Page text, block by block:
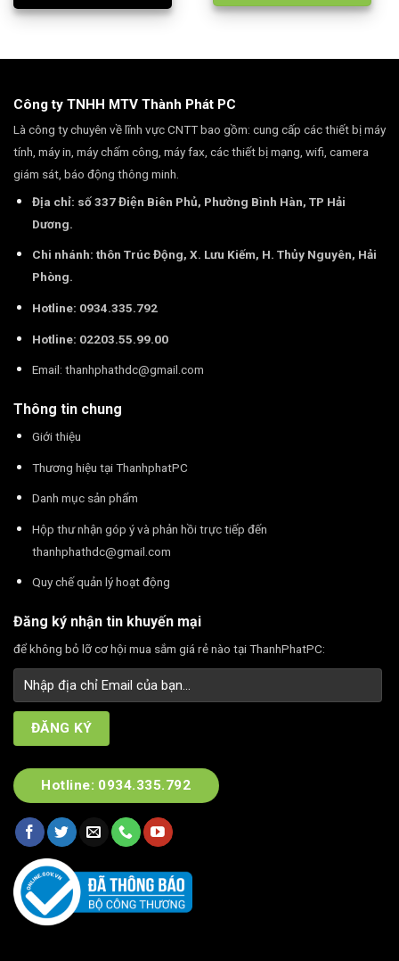
Công ty TNHH MTV Thành Phát PC
Là công ty chuyên về lĩnh vực CNTT bao gồm: cung cấp các thiết bị máy
tính, máy in, máy chấm công, máy fax, các thiết bị mạng, wifi, camera
giám sát, báo động thông minh.
Địa chỉ: số 337 Điện Biên Phủ, Phường Bình Hàn, TP Hải
Dương.
Chi nhánh: thôn Trúc Động, X. Lưu Kiếm, H. Thủy Nguyên, Hải
Phòng.
Hotline: 0934.335.792
Hotline: 02203.55.99.00
Email: thanhphathdc@gmail.com
Thông tin chung
Giới thiệu
Thương hiệu tại ThanhphatPC
Danh mục sản phẩm
Hộp thư nhận góp ý và phản hồi trực tiếp đến
thanhphathdc@gmail.com
Quy chế quản lý hoạt động
Đăng ký nhận tin khuyến mại
để không bỏ lỡ cơ hội mua sắm giá rẻ nào tại ThanhPhatPC:
Hotline: 0934.335.792